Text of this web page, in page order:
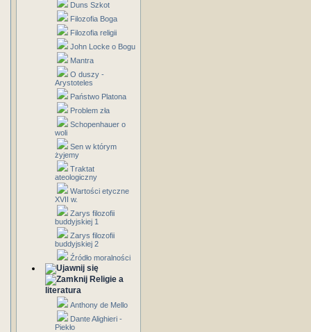
Duns Szkot
Filozofia Boga
Filozofia religii
John Locke o Bogu
Mantra
O duszy -
Arystoteles
Państwo Platona
Problem zła
Schopenhauer o
woli
Sen w którym
żyjemy
Traktat
ateologiczny
Wartości etyczne
XVII w.
Zarys filozofii
buddyjskiej 1
Zarys filozofii
buddyjskiej 2
Źródło moralności
Religie a
literatura
Anthony de Mello
Dante Alighieri -
Piekło